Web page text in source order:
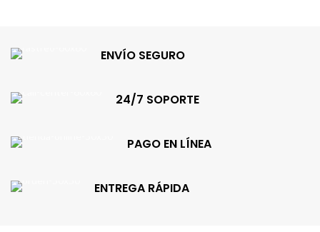
ENVÍO SEGURO
24/7 SOPORTE
PAGO EN LÍNEA
ENTREGA RÁPIDA